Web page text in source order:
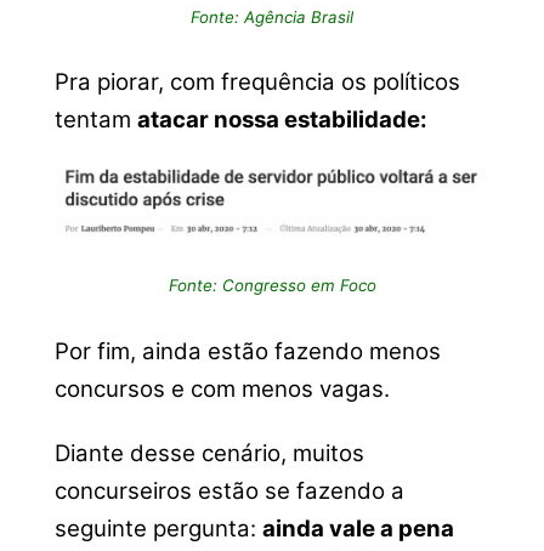
Fonte: Agência Brasil
Pra piorar, com frequência os políticos
tentam atacar nossa estabilidade:
Fonte: Congresso em Foco
Por fim, ainda estão fazendo menos
concursos e com menos vagas.
Diante desse cenário, muitos
concurseiros estão se fazendo a
seguinte pergunta: ainda vale a pena